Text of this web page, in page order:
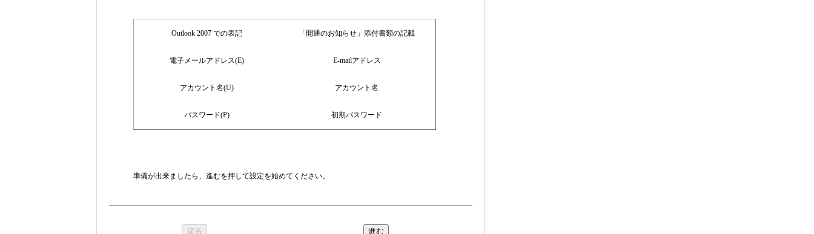
Outlook 2007 での表記 「開通のお知らせ」添付書類の記載
電子メールアドレス(E) E-mailアドレス
アカウント名(U) アカウント名
パスワード(P) 初期パスワード
準備が出来ましたら、進むを押して設定を始めてください。